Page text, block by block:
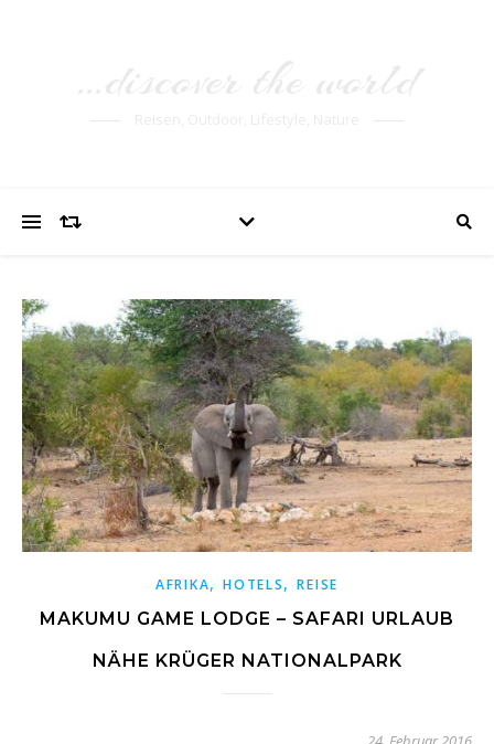
AFRIKA,HOTELS,REISE
MAKUMU GAME LODGE – SAFARI URLAUB
NÄHE KRÜGER NATIONALPARK